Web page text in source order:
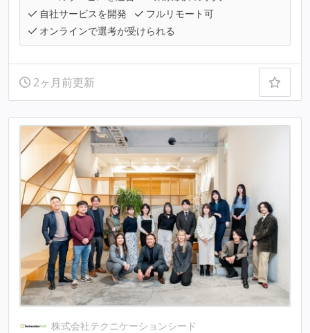
自社サービスを開発
フルリモート可
オンラインで選考が受けられる
2ヶ月前更新
株式会社テクニケーションシード